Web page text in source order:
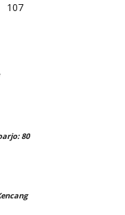
107
80